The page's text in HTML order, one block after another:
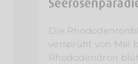
Die
versprüht von Mai
Rhododendron